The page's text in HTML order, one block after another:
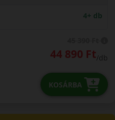
4+ db
44 890 Ft/db
KOSÁRBA